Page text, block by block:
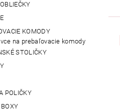
KOMODY
na prebaľovacie komody
STOLIČKY
POLIČKY